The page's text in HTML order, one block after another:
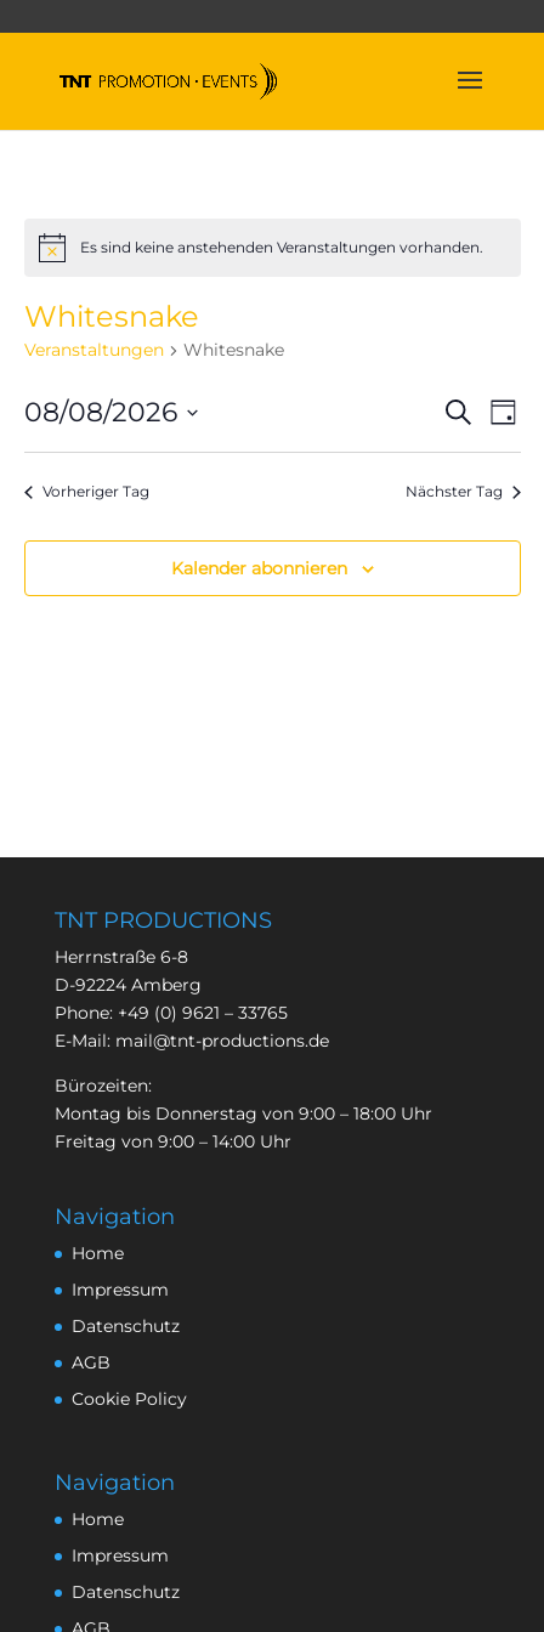
HinweisEs sind keine anstehenden Veranstaltungen vorhanden.
Whitesnake
Veranstaltungen Whitesnake
Suche
Tag
08/08/2026
Vorheriger Tag Nächster Tag
Kalender abonnieren
TNT PRODUCTIONS
Herrnstraße 6-8
D-92224 Amberg
Phone: +49 (0) 9621 – 33765
E-Mail: mail@tnt-productions.de
Bürozeiten:
Montag bis Donnerstag von 9:00 – 18:00 Uhr
Freitag von 9:00 – 14:00 Uhr
Navigation
Home
Impressum
Datenschutz
AGB
Cookie Policy
Navigation
Home
Impressum
Datenschutz